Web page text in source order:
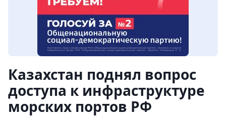
Казахстан поднял вопрос
доступа к инфраструктуре
морских портов РФ